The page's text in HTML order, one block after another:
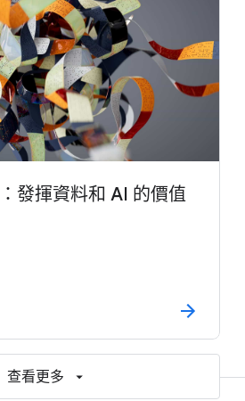
發揮資料和 AI 的價值
查看更多